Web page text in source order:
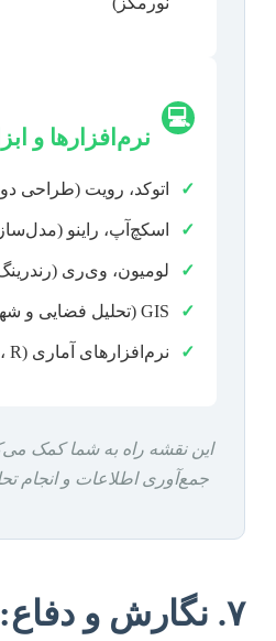
💻
نرم‌افزارها و
✓ اتوکد، رویت (طراحی
✓ اسکچ‌آپ، راینو
✓ لومیون، وی‌ری
✓ GIS (تحلیل فضایی و شهری)
✓ نرم‌افزارهای آماری (SPSS، R)
این نقشه راه به شما کمک
جمع‌آوری اطلاعات و انجام
۷. نگارش و